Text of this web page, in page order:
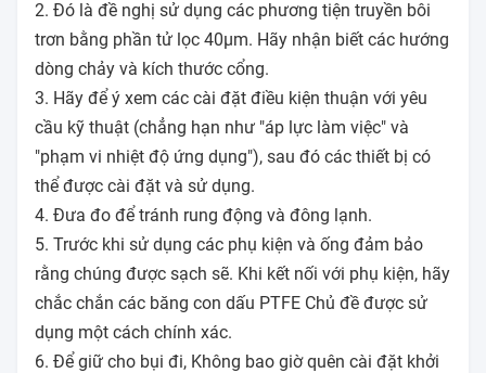
2. Đó là đề nghị sử dụng các phương tiện truyền bôi
trơn bằng phần tử lọc 40μm. Hãy nhận biết các hướng
dòng chảy và kích thước cổng.
3. Hãy để ý xem các cài đặt điều kiện thuận với yêu
cầu kỹ thuật (chẳng hạn như "áp lực làm việc" và
"phạm vi nhiệt độ ứng dụng"), sau đó các thiết bị có
thể được cài đặt và sử dụng.
4. Đưa đo để tránh rung động và đông lạnh.
5. Trước khi sử dụng các phụ kiện và ống đảm bảo
rằng chúng được sạch sẽ. Khi kết nối với phụ kiện, hãy
chắc chắn các băng con dấu PTFE Chủ đề được sử
dụng một cách chính xác.
6. Để giữ cho bụi đi, Không bao giờ quên cài đặt khởi